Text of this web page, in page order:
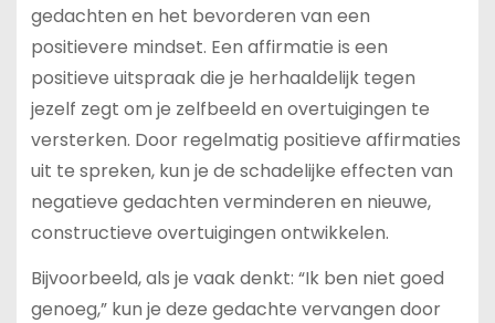
gedachten en het bevorderen van een
positievere mindset. Een affirmatie is een
positieve uitspraak die je herhaaldelijk tegen
jezelf zegt om je zelfbeeld en overtuigingen te
versterken. Door regelmatig positieve affirmaties
uit te spreken, kun je de schadelijke effecten van
negatieve gedachten verminderen en nieuwe,
constructieve overtuigingen ontwikkelen.
Bijvoorbeeld, als je vaak denkt: “Ik ben niet goed
genoeg,” kun je deze gedachte vervangen door